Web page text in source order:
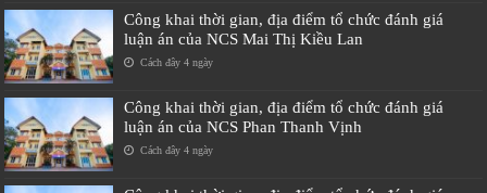
Công khai thời gian, địa điểm tổ chức đánh giá
luận án của NCS Mai Thị Kiều Lan
Cách đây 4 ngày
Công khai thời gian, địa điểm tổ chức đánh giá
luận án của NCS Phan Thanh Vịnh
Cách đây 4 ngày